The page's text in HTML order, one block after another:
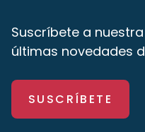
Suscríbete a
últimas novedades
SUSCRÍBETE